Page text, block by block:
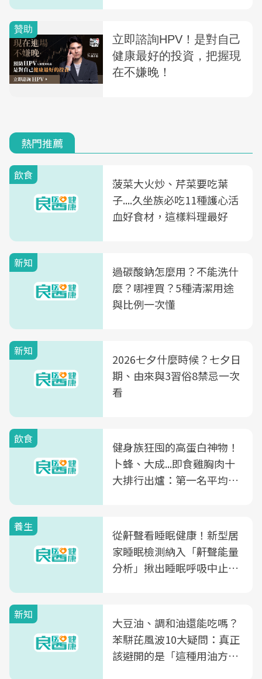
熱門推薦
飲食
菠菜大火炒、芹菜要吃葉
子....久坐族必吃11種護心活
血好食材，這樣料理最好
新知
過碳酸鈉怎麼用？不能洗什
麼？哪裡買？5種清潔用途
與比例一次懂
新知
2026七夕什麼時候？七夕日
期、由來與3習俗8禁忌一次
看
飲食
健身族狂囤的高蛋白神物！
卜蜂、大成...即食雞胸肉十
大排行出爐：第一名平均一
養生
從鼾聲看睡眠健康！新型居
家睡眠檢測納入「鼾聲能量
分析」揪出睡眠呼吸中止症
新知
大豆油、調和油還能吃嗎？
苯駢芘風波10大疑問：真正
該避開的是「這種用油方